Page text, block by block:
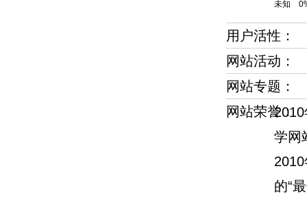
未知
用户活性：
网站活动：
网站专题：
网站荣誉
学网
的“